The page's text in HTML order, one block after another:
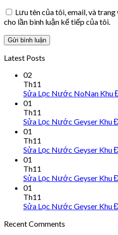
Lưu tên của tôi, email, và
cho lần bình luận kế tiếp của tôi.
Latest Posts
02
Th11
Sửa Lọc Nước NoNan Khu
01
Th11
Sửa Lọc Nước Geyser Khu
01
Th11
Sửa Lọc Nước Geyser Khu
01
Th11
Sửa Lọc Nước Geyser Khu
01
Th11
Sửa Lọc Nước Geyser Khu
Recent Comments